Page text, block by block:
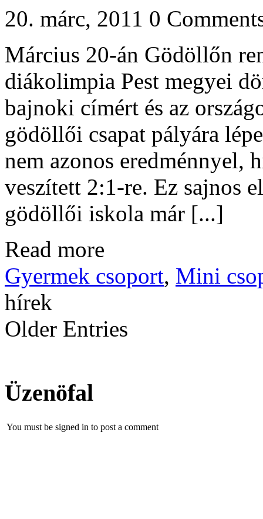
20. márc, 2011 0
Március 20-án Gödöllőn
diákolimpia Pest megyei
bajnoki címért és az
gödöllői csapat pályára
nem azonos eredménnyel,
veszített 2:1-re. Ez sajnos
gödöllői iskola már [...]
Read more
Gyermek csoport, Mini
hírek
Older Entries
Üzenöfal
You must be signed in to post a comment